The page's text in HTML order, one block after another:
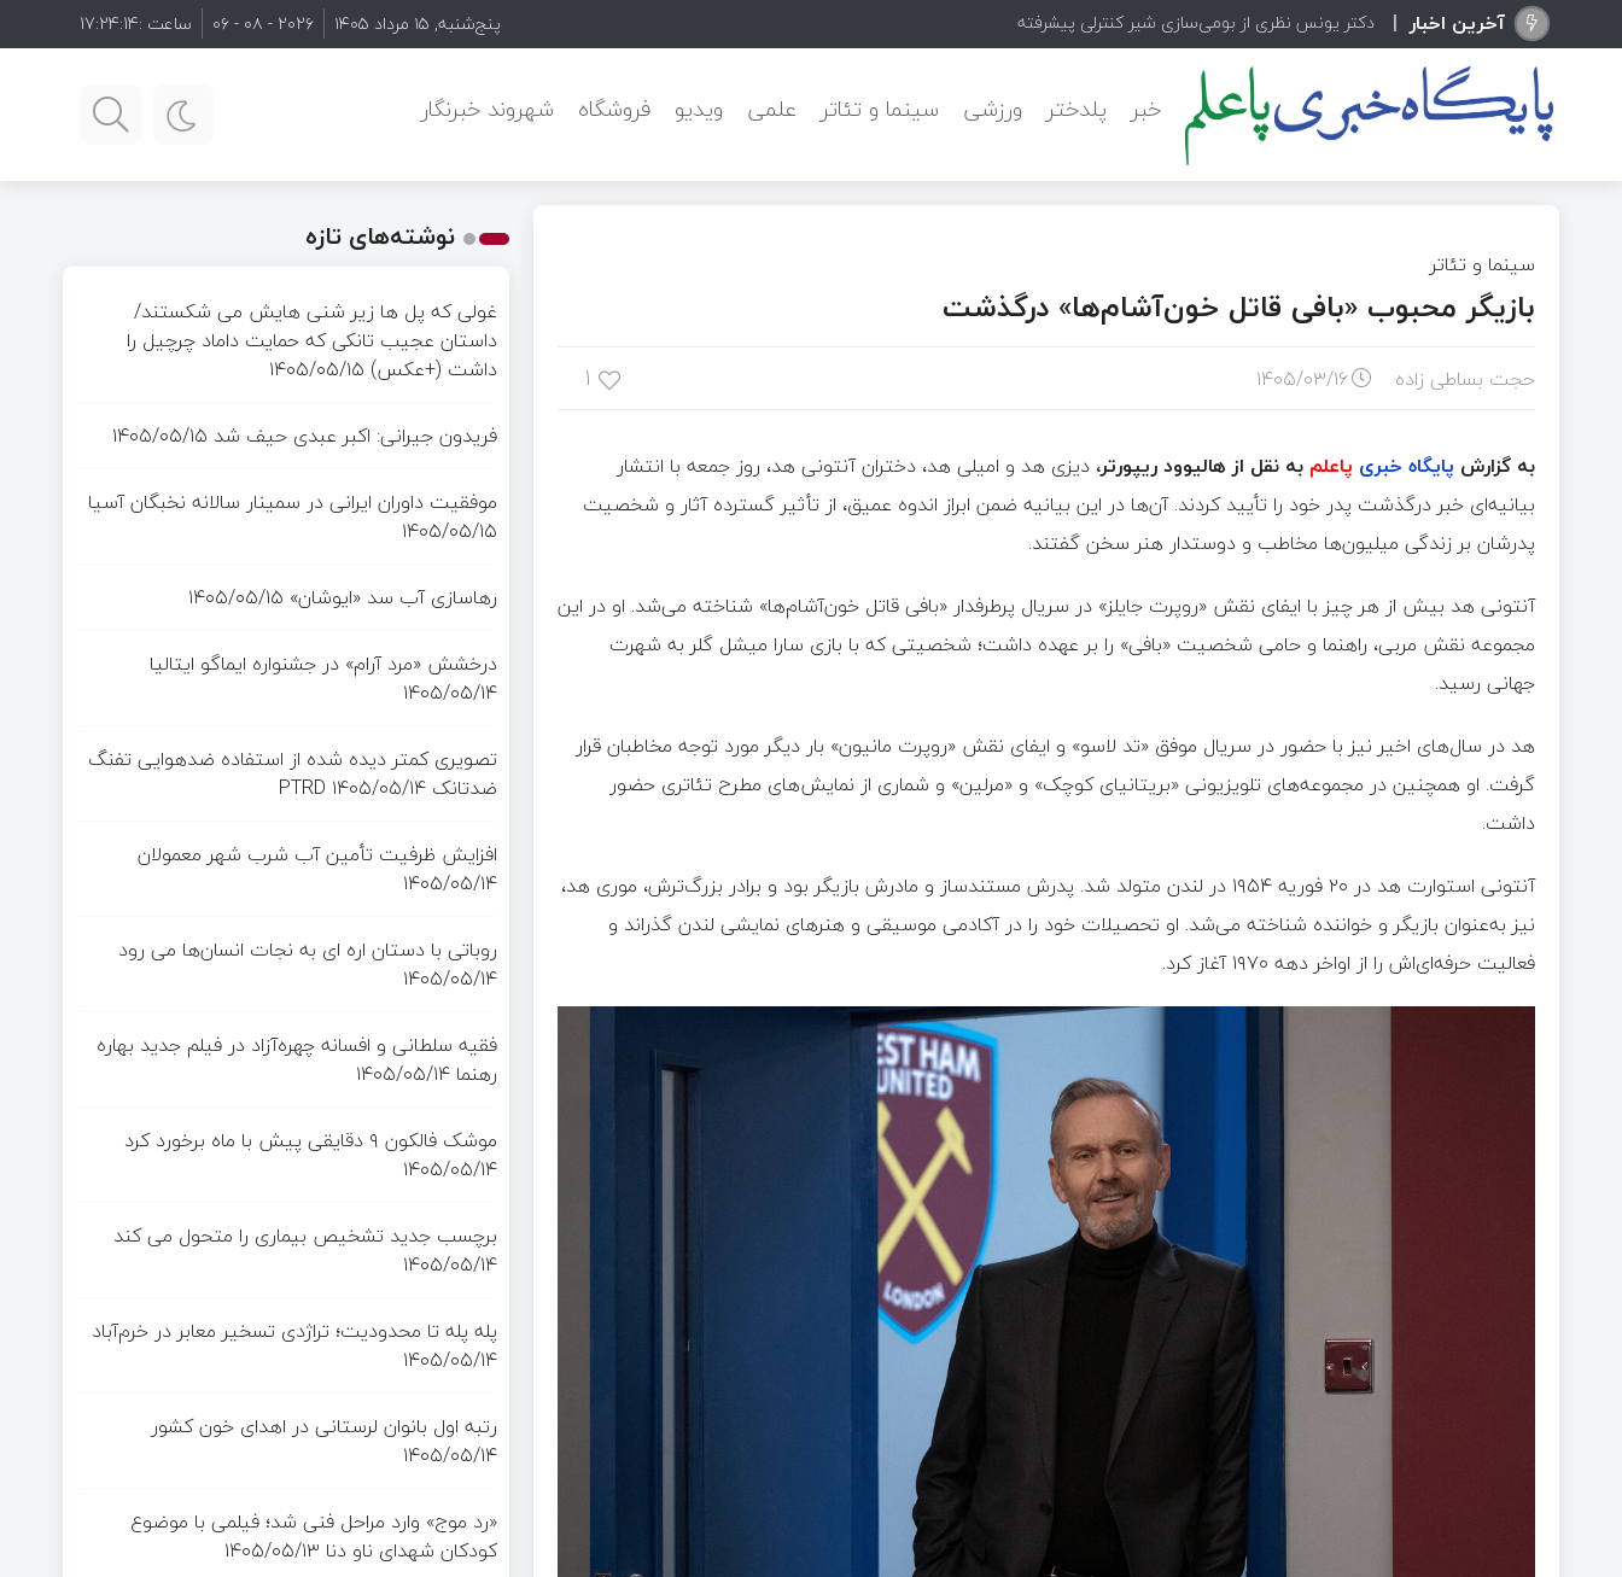
آخرین اخبار دکتر یونس نظری از بومی‌سازی شیر کنترلی پیشرفته Pars Cam پنج‌شنبه, ۱۵ مرداد ۱۴۰۵ ۲۰۲۶ - ۰۸ - ۰۶ ساعت :17:24:16
خبر پلدختر ورزشی سینما و تئاتر علمی ویدیو فروشگاه شهروند خبرنگار
سینما و تئاتر
بازیگر محبوب «بافی قاتل خون‌آشام‌ها» درگذشت
حجت بساطی زاده ۱۴۰۵/۰۳/۱۶ ۱
به گزارش پایگاه خبری پاعلم به نقل از هالیوود ریپورتر، دیزی هد و امیلی هد، دختران آنتونی هد، روز جمعه با انتشار
بیانیه‌ای خبر درگذشت پدر خود را تأیید کردند. آن‌ها در این بیانیه ضمن ابراز اندوه عمیق، از تأثیر گسترده آثار و شخصیت
پدرشان بر زندگی میلیون‌ها مخاطب و دوستدار هنر سخن گفتند.
آنتونی هد بیش از هر چیز با ایفای نقش «روپرت جایلز» در سریال پرطرفدار «بافی قاتل خون‌آشام‌ها» شناخته می‌شد. او در این
مجموعه نقش مربی، راهنما و حامی شخصیت «بافی» را بر عهده داشت؛ شخصیتی که با بازی سارا میشل گلر به شهرت
جهانی رسید.
هد در سال‌های اخیر نیز با حضور در سریال موفق «تد لاسو» و ایفای نقش «روپرت مانیون» بار دیگر مورد توجه مخاطبان قرار
گرفت. او همچنین در مجموعه‌های تلویزیونی «بریتانیای کوچک» و «مرلین» و شماری از نمایش‌های مطرح تئاتری حضور
داشت.
آنتونی استوارت هد در ۲۰ فوریه ۱۹۵۴ در لندن متولد شد. پدرش مستندساز و مادرش بازیگر بود و برادر بزرگ‌ترش، موری هد،
نیز به‌عنوان بازیگر و خواننده شناخته می‌شد. او تحصیلات خود را در آکادمی موسیقی و هنرهای نمایشی لندن گذراند و
فعالیت حرفه‌ای‌اش را از اواخر دهه ۱۹۷۰ آغاز کرد.
نوشته‌های تازه
غولی که پل ها زیر شنی هایش می شکستند/
داستان عجیب تانکی که حمایت داماد چرچیل را
داشت (+عکس) ۱۴۰۵/۰۵/۱۵
فریدون جیرانی: اکبر عبدی حیف شد ۱۴۰۵/۰۵/۱۵
موفقیت داوران ایرانی در سمینار سالانه نخبگان آسیا
۱۴۰۵/۰۵/۱۵
رهاسازی آب سد «ایوشان» ۱۴۰۵/۰۵/۱۵
درخشش «مرد آرام» در جشنواره ایماگو ایتالیا
۱۴۰۵/۰۵/۱۴
تصویری کمتر دیده شده از استفاده ضدهوایی تفنگ
ضدتانک PTRD ۱۴۰۵/۰۵/۱۴
افزایش ظرفیت تأمین آب شرب شهر معمولان
۱۴۰۵/۰۵/۱۴
روباتی با دستان اره ای به نجات انسان‌ها می رود
۱۴۰۵/۰۵/۱۴
فقیه سلطانی و افسانه چهره‌آزاد در فیلم جدید بهاره
رهنما ۱۴۰۵/۰۵/۱۴
موشک فالکون ۹ دقایقی پیش با ماه برخورد کرد
۱۴۰۵/۰۵/۱۴
برچسب جدید تشخیص بیماری را متحول می کند
۱۴۰۵/۰۵/۱۴
پله پله تا محدودیت؛ تراژدی تسخیر معابر در خرم‌آباد
۱۴۰۵/۰۵/۱۴
رتبه اول بانوان لرستانی در اهدای خون کشور
۱۴۰۵/۰۵/۱۴
«رد موج» وارد مراحل فنی شد؛ فیلمی با موضوع
کودکان شهدای ناو دنا ۱۴۰۵/۰۵/۱۳